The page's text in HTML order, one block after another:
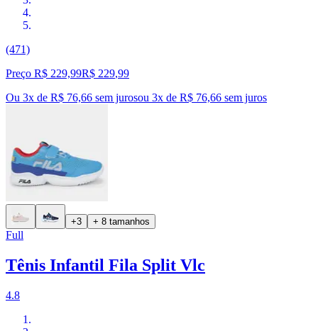
(471)
Preço R$ 229,99R$ 229,99
Ou 3x de R$ 76,66 sem jurosou 3x de R$ 76,66 sem juros
+3 + 8 tamanhos
Full
Tênis Infantil Fila Split Vlc
4.8